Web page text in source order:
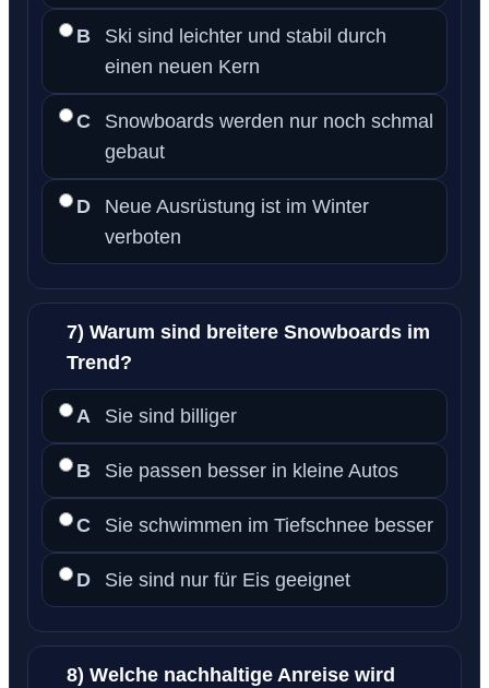
B
Ski sind leichter und stabil durch
einen neuen Kern
C
Snowboards werden nur noch schmal
gebaut
D
Neue Ausrüstung ist im Winter
verboten
7) Warum sind breitere Snowboards im
Trend?
A Sie sind billiger
B Sie passen besser in kleine Autos
C Sie schwimmen im Tiefschnee besser
D Sie sind nur für Eis geeignet
8) Welche nachhaltige Anreise wird